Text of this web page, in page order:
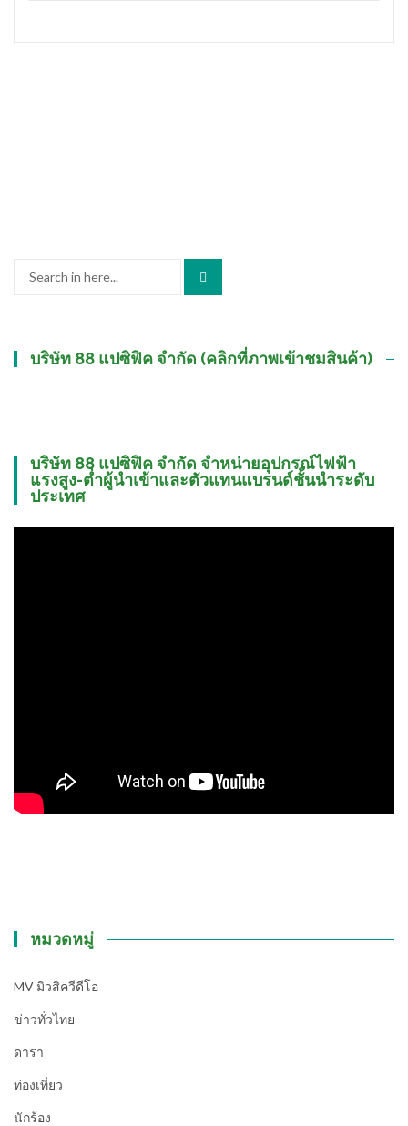
บริษัท 88 แปซิฟิค จำกัด (คลิกที่ภาพเข้าชมสินค้า)
บริษัท 88 แปซิฟิค จำกัด จำหน่ายอุปกรณ์ไฟฟ้า
แรงสูง-ต่ำผู้นำเข้าและตัวแทนแบรนด์ชั้นนำระดับ
ประเทศ
หมวดหมู่
MV มิวสิควีดีโอ
ข่าวทั่วไทย
ดารา
ท่องเที่ยว
นักร้อง